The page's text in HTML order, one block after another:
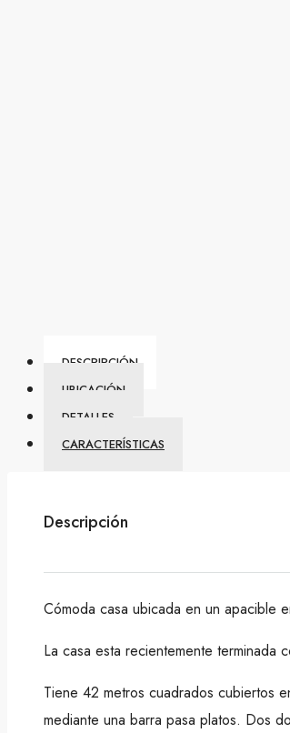
DESCRIPCIÓN
UBICACIÓN
DETALLES
CARACTERÍSTICAS
Descripción
Cómoda casa ubicada en un apacible
La casa esta recientemente terminada
Tiene 42 metros cuadrados cubiertos
mediante una barra pasa platos. Dos